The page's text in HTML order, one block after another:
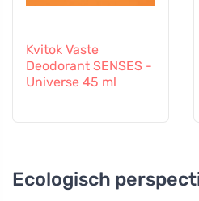
Kvitok Vaste
Deodorant SENSES -
Universe 45 ml
Ecologisch